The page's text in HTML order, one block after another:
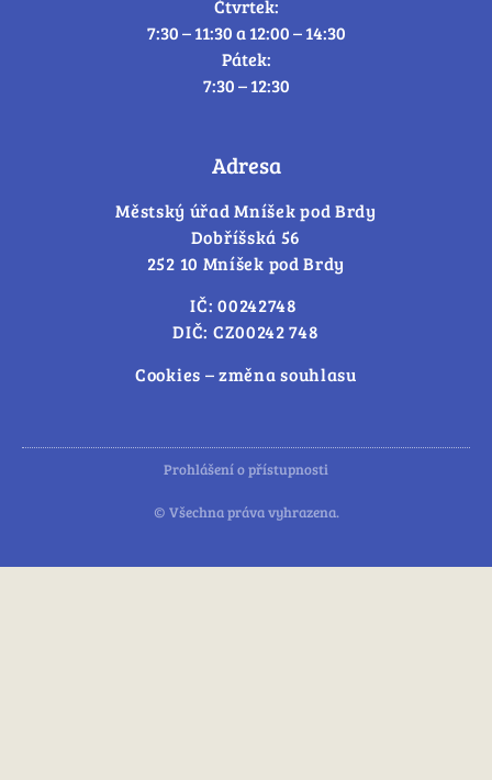
Čtvrtek:
7:30 – 11:30 a 12:00 – 14:30
Pátek:
7:30 – 12:30
Adresa
Městský úřad Mníšek pod Brdy
Dobříšská 56
252 10 Mníšek pod Brdy
IČ: 00242748
DIČ: CZ00242 748
Cookies – změna souhlasu
Prohlášení o přístupnosti
© Všechna práva vyhrazena.